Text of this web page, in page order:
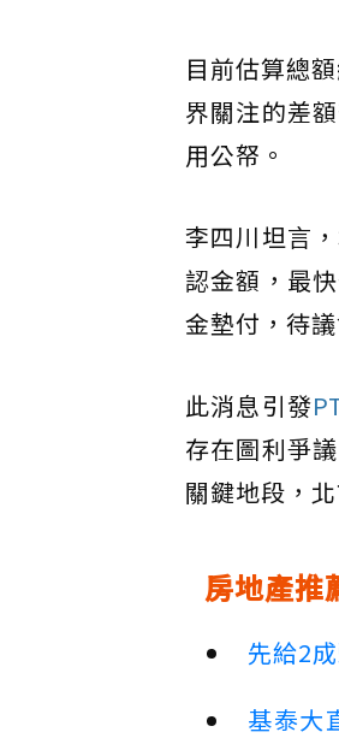
目前估算總
界關注的差
用公帑。
李四川坦言
認金額，最
金墊付，待
此消息引發
存在圖利爭
關鍵地段，
房地產推
先給2
基泰大